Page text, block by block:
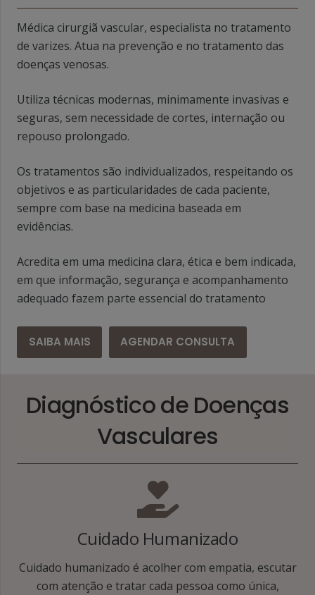
Médica cirurgiã vascular, especialista no tratamento
de varizes. Atua na prevenção e no tratamento das
doenças venosas.
Utiliza técnicas modernas, minimamente invasivas e
seguras, sem necessidade de cortes, internação ou
repouso prolongado.
Os tratamentos são individualizados, respeitando os
objetivos e as particularidades de cada paciente,
sempre com base na medicina baseada em
evidências.
Acredita em uma medicina clara, ética e bem indicada,
em que informação, segurança e acompanhamento
adequado fazem parte essencial do tratamento
SAIBA MAIS AGENDAR CONSULTA
Diagnóstico de Doenças
Vasculares
Cuidado Humanizado
Cuidado humanizado é acolher com empatia, escutar
com atenção e tratar cada pessoa como única,